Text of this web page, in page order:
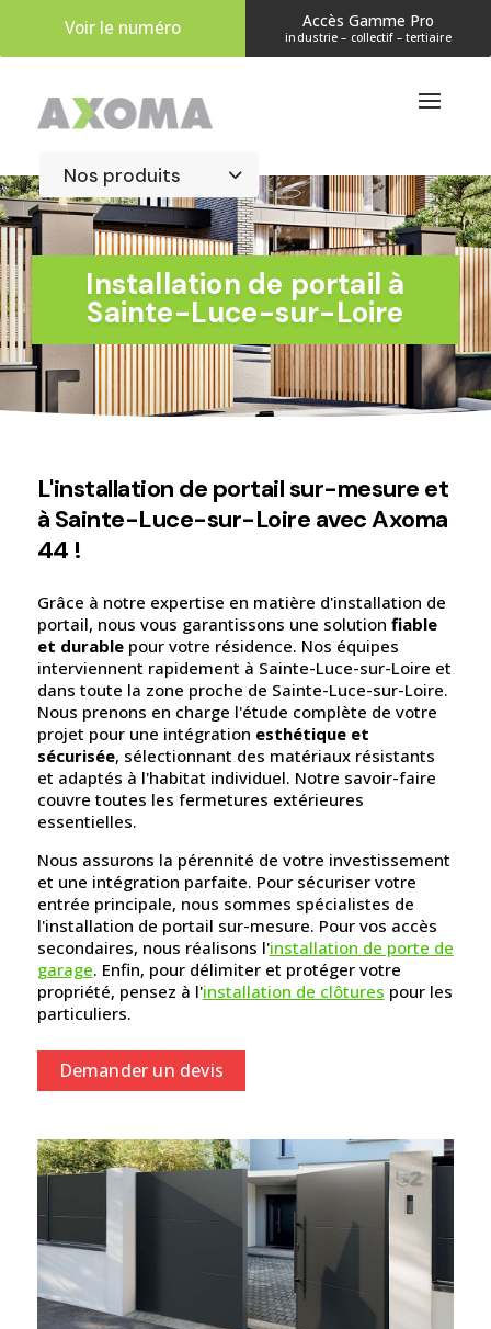
Voir le numéro Accès Gamme Pro
industrie – collectif – tertiaire
​Installation de portail à
Sainte-Luce-sur-Loire
L'installation de portail sur-mesure et
à Sainte-Luce-sur-Loire avec Axoma
44 !
Grâce à notre expertise en matière d'installation de
portail, nous vous garantissons une solution fiable
et durablepour votre résidence. Nos équipes
interviennent rapidement à Sainte-Luce-sur-Loire et
dans toute la zone proche de Sainte-Luce-sur-Loire.
Nous prenons en charge l'étude complète de votre
projet pour une intégration esthétique et
sécurisée, sélectionnant des matériaux résistants
et adaptés à l'habitat individuel. Notre savoir-faire
couvre toutes les fermetures extérieures
essentielles.
Nous assurons la pérennité de votre investissement
et une intégration parfaite. Pour sécuriser votre
entrée principale, nous sommes spécialistes de
l'installation de portail sur-mesure. Pour vos accès
secondaires, nous réalisons l'installation de porte de
garage. Enfin, pour délimiter et protéger votre
propriété, pensez à l'installation de clôtures pour les
particuliers.
Demander un devis